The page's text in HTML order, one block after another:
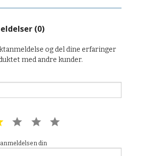
(0)
og del dine erfaringer
med andre kunder.
3 star 4 star 5 star
din